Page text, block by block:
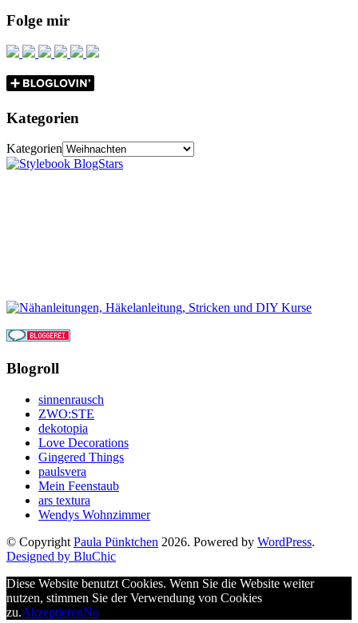
Folge mir
Kategorien
Kategorien
Blogroll
sinnenrausch
ZWO:STE
dekotopia
Love Decorations
Gingered Things
paulsvera
Mein Feenstaub
ars textura
Wendys Wohnzimmer
© Copyright Paula Pünktchen 2026. Powered by WordPress.
Designed by BluChic
Diese Website benutzt Cookies. Wenn Sie die Website weiter
nutzen, stimmen Sie der Verwendung von Cookies
zu.AkzeptierenNo